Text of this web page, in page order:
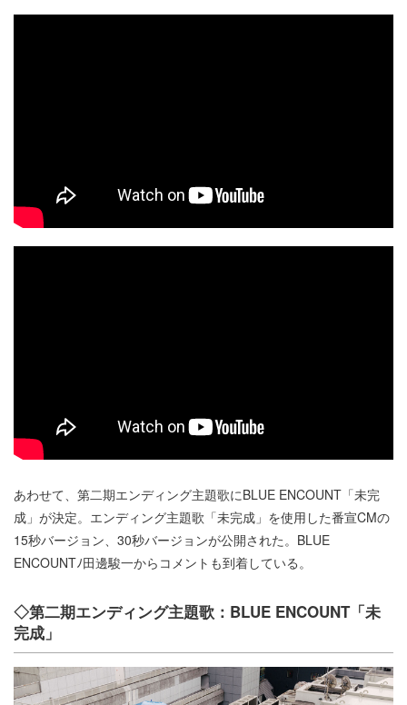
あわせて、第二期エンディング主題歌にBLUE ENCOUNT「未完
成」が決定。エンディング主題歌「未完成」を使用した番宣CMの
15秒バージョン、30秒バージョンが公開された。BLUE
ENCOUNTﾉ田邊駿一からコメントも到着している。
◇第二期エンディング主題歌：BLUE ENCOUNT「未
完成」